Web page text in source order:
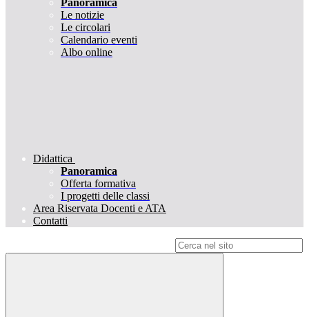
Panoramica
Le notizie
Le circolari
Calendario eventi
Albo online
Didattica
Panoramica
Offerta formativa
I progetti delle classi
Area Riservata Docenti e ATA
Contatti